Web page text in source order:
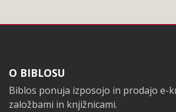
Noga
O BIBLOSU
Biblos ponuja izposojo in prodajo e-
založbami in knjižnicami.